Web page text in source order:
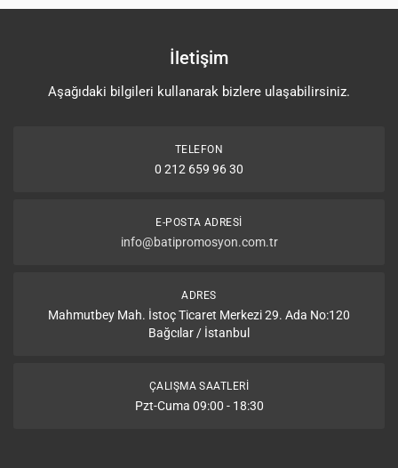
İletişim
Aşağıdaki bilgileri kullanarak bizlere ulaşabilirsiniz.
TELEFON
0 212 659 96 30
E-POSTA ADRESI
info@batipromosyon.com.tr
ADRES
Mahmutbey Mah. İstoç Ticaret Merkezi 29. Ada No:120
Bağcılar / İstanbul
ÇALIŞMA SAATLERI
Pzt-Cuma 09:00 - 18:30